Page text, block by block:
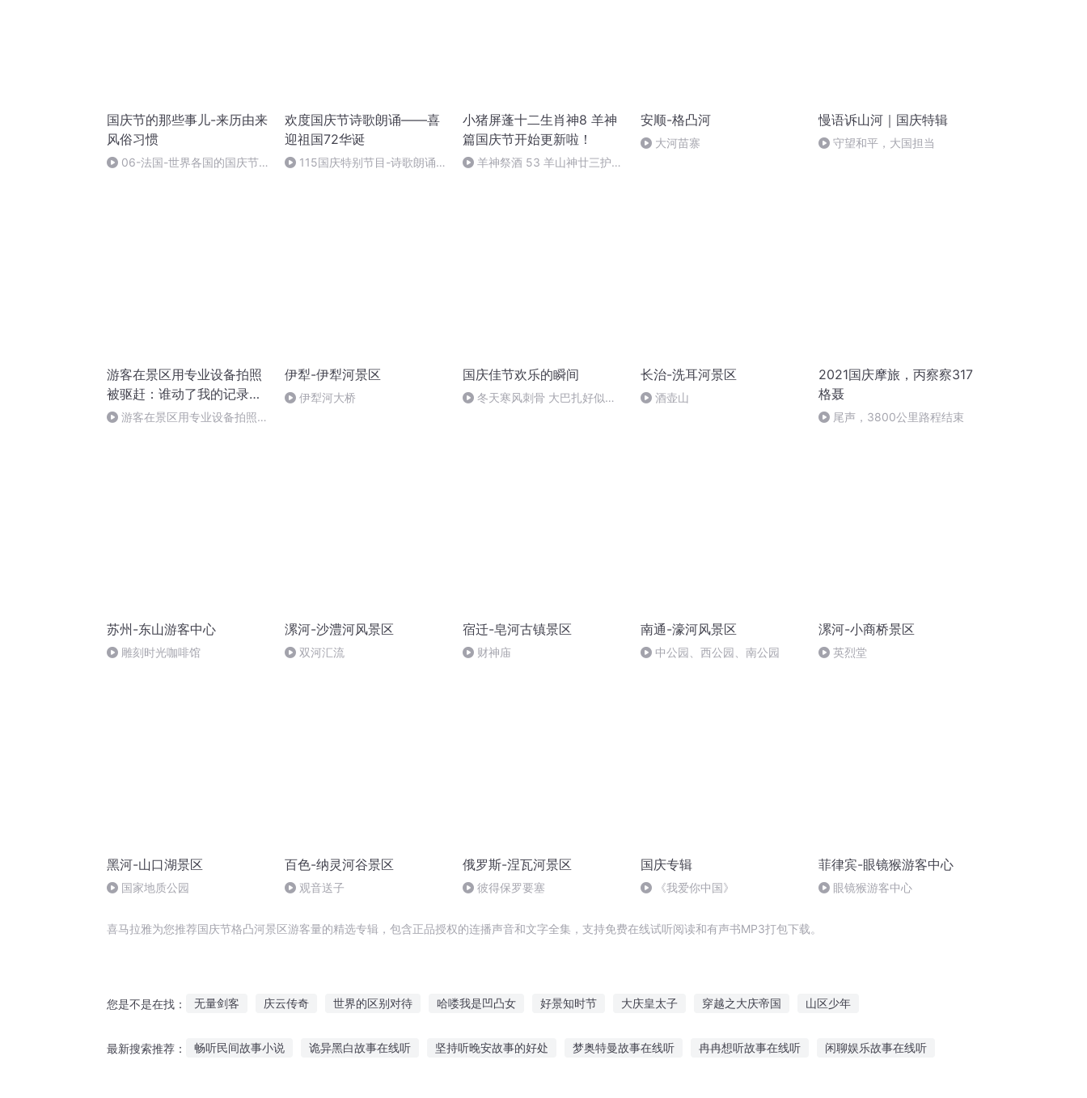
国庆节的那些事儿-来历由来
风俗习惯
06-法国-世界各国的国庆节-
欢度国庆节诗歌朗诵——喜
迎祖国72华诞
115国庆特别节目-诗歌朗诵-
小猪屏蓬十二生肖神8 羊神
篇国庆节开始更新啦！
羊神祭酒 53 羊山神廿三护祭
安顺-格凸河
大河苗寨
慢语诉山河｜国庆特辑
守望和平，大国担当
游客在景区用专业设备拍照
被驱赶：谁动了我的记录自
由 游客在景区用专业设备拍照被
伊犁-伊犁河景区
伊犁河大桥
国庆佳节欢乐的瞬间
冬天寒风刺骨 大巴扎好似温
长治-洗耳河景区
酒壶山
2021国庆摩旅，丙察察317
格聂
尾声，3800公里路程结束
苏州-东山游客中心
雕刻时光咖啡馆
漯河-沙澧河风景区
双河汇流
宿迁-皂河古镇景区
财神庙
南通-濠河风景区
中公园、西公园、南公园
漯河-小商桥景区
英烈堂
黑河-山口湖景区
国家地质公园
百色-纳灵河谷景区
观音送子
俄罗斯-涅瓦河景区
彼得保罗要塞
国庆专辑
《我爱你中国》
菲律宾-眼镜猴游客中心
眼镜猴游客中心
喜马拉雅为您推荐国庆节格凸河景区游客量的精选专辑，包含正品授权的连播声音和文字全集，支持免费在线试听阅读和有声书MP3打包下载。
您是不是在找： 无量剑客 庆云传奇 世界的区别对待 哈喽我是凹凸女 好景知时节 大庆皇太子 穿越之大庆帝国 山区少年
最新搜索推荐： 畅听民间故事小说 诡异黑白故事在线听 坚持听晚安故事的好处 梦奥特曼故事在线听 冉冉想听故事在线听 闲聊娱乐故事在线听